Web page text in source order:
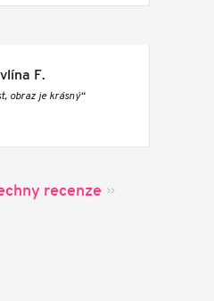
F.
obraz je krásný“
recenze